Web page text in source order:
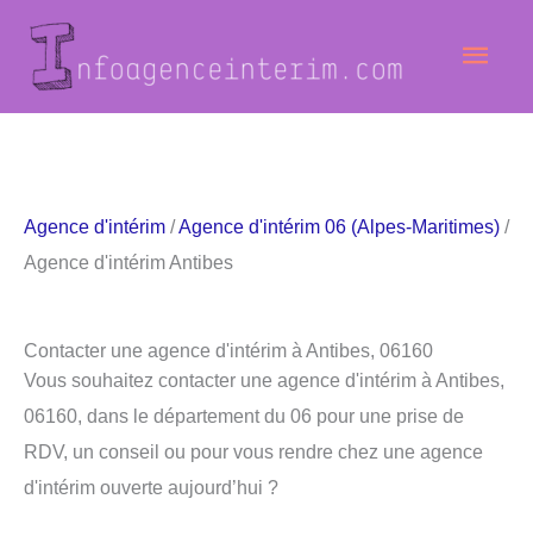
contenu
Agence d'intérim /Agence d'intérim 06 (Alpes-Maritimes) /
Agence d'intérim Antibes
Contacter une agence d'intérim à Antibes, 06160
Vous souhaitez contacter une agence d'intérim à Antibes,
06160, dans le département du 06 pour une prise de
RDV, un conseil ou pour vous rendre chez une agence
d'intérim ouverte aujourd’hui ?